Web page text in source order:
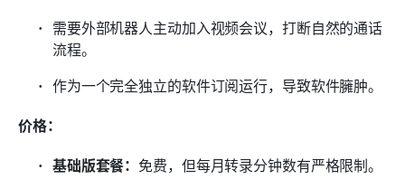
需要外部机器人主动加入视频会议，打断自然的通话
流程。
作为一个完全独立的软件订阅运行，导致软件臃肿。
价格：
基础版套餐： 免费，但每月转录分钟数有严格限制。